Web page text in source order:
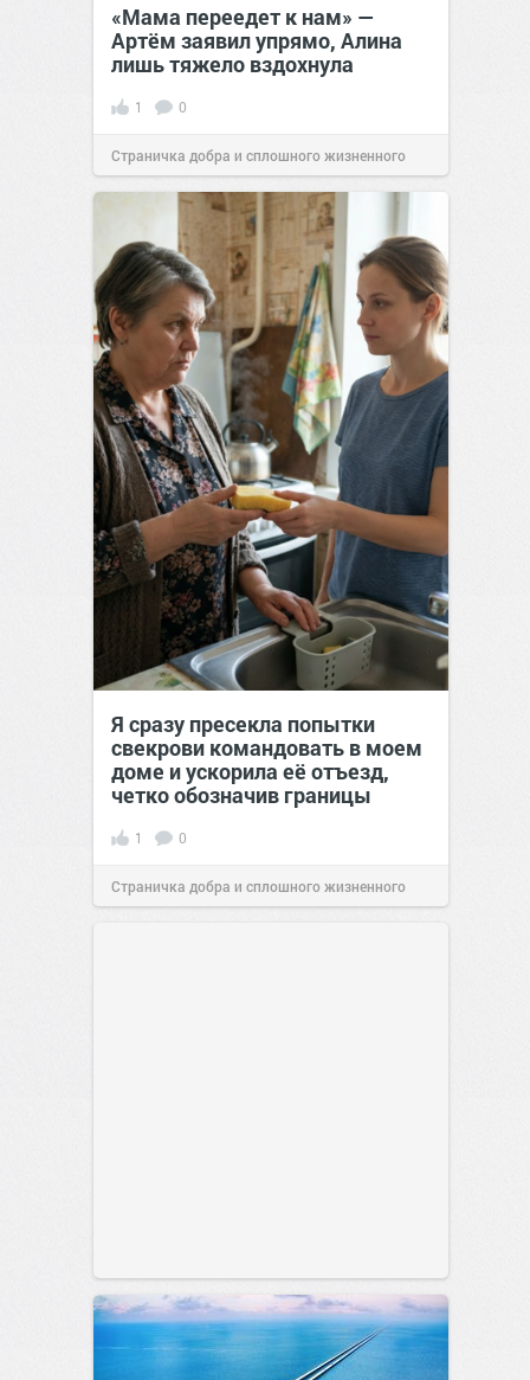
«Мама переедет к нам» —
Артём заявил упрямо, Алина
лишь тяжело вздохнула
1 0
Страничка добра и сплошного жизненного
позитива!00:2807 авг 2026
Я сразу пресекла попытки
свекрови командовать в моем
доме и ускорила её отъезд,
четко обозначив границы
1 0
Страничка добра и сплошного жизненного